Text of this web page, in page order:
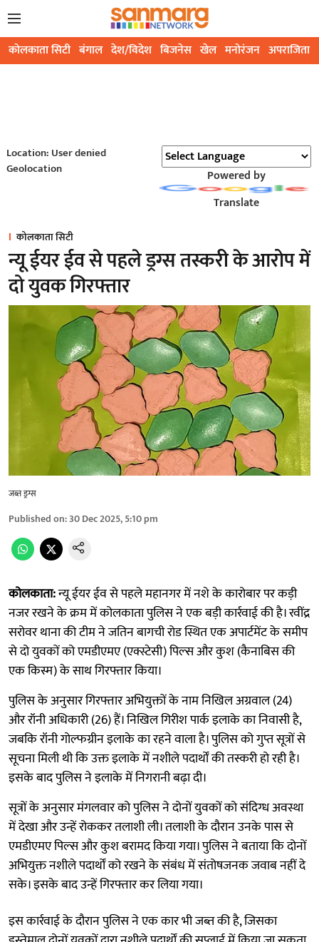
कोलकाता सिटी बंगाल देश/विदेश बिजनेस खेल मनोरंजन अपराजिता
Location: User denied
Geolocation
Powered by
Translate
कोलकाता सिटी
न्यू ईयर ईव से पहले ड्रग्स तस्करी के आरोप में
दो युवक गिरफ्तार
जब्त ड्रग्स
Published on:30 Dec 2025, 5:10 pm
कोलकाता:न्यू ईयर ईव से पहले महानगर में नशे के कारोबार पर कड़ी
नजर रखने के क्रम में कोलकाता पुलिस ने एक बड़ी कार्रवाई की है। रवींद्र
सरोवर थाना की टीम ने जतिन बागची रोड स्थित एक अपार्टमेंट के समीप
से दो युवकों को एमडीएमए (एक्स्टेसी) पिल्स और कुश (कैनाबिस की
एक किस्म) के साथ गिरफ्तार किया।
पुलिस के अनुसार गिरफ्तार अभियुक्तों के नाम निखिल अग्रवाल (24)
और रॉनी अधिकारी (26) हैं। निखिल गिरीश पार्क इलाके का निवासी है,
जबकि रॉनी गोल्फग्रीन इलाके का रहने वाला है। पुलिस को गुप्त सूत्रों से
सूचना मिली थी कि उक्त इलाके में नशीले पदार्थों की तस्करी हो रही है।
इसके बाद पुलिस ने इलाके में निगरानी बढ़ा दी।
सूत्रों के अनुसार मंगलवार को पुलिस ने दोनों युवकों को संदिग्ध अवस्था
में देखा और उन्हें रोककर तलाशी ली। तलाशी के दौरान उनके पास से
एमडीएमए पिल्स और कुश बरामद किया गया। पुलिस ने बताया कि दोनों
अभियुक्त नशीले पदार्थों को रखने के संबंध में संतोषजनक जवाब नहीं दे
सके। इसके बाद उन्हें गिरफ्तार कर लिया गया।
इस कार्रवाई के दौरान पुलिस ने एक कार भी जब्त की है, जिसका